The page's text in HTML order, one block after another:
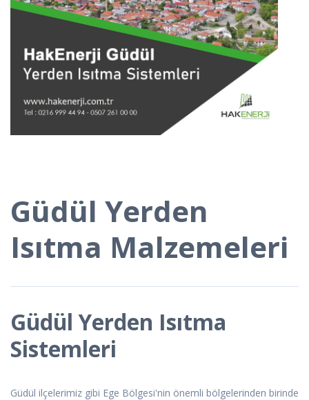
Güdül Yerden
Isıtma Malzemeleri
Güdül Yerden Isıtma
Sistemleri
Güdül ilçelerimiz gibi Ege Bölgesi'nin önemli bölgelerinden birinde